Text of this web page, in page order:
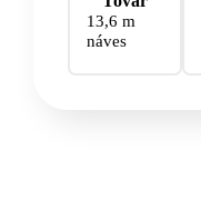
13,6 m
náves